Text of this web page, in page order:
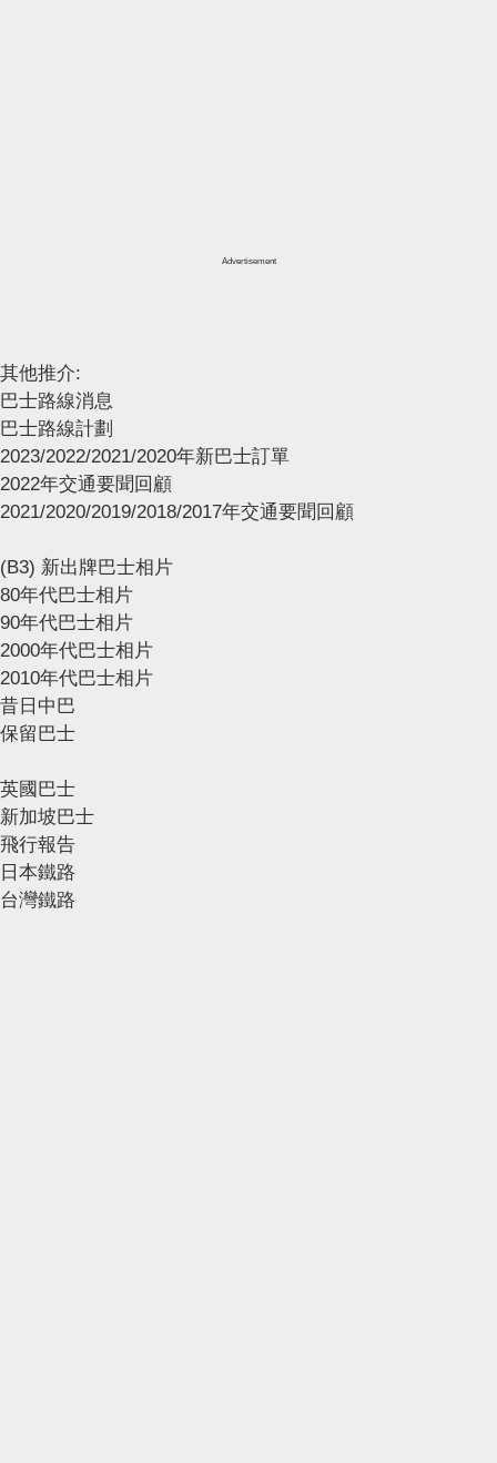
Advertisement
其他推介:
巴士路線消息
巴士路線計劃
2023/2022/2021/2020年新巴士訂單
2022年交通要聞回顧
2021/2020/2019/2018/2017年交通要聞回顧
(B3) 新出牌巴士相片
80年代巴士相片
90年代巴士相片
2000年代巴士相片
2010年代巴士相片
昔日中巴
保留巴士
英國巴士
新加坡巴士
飛行報告
日本鐵路
台灣鐵路